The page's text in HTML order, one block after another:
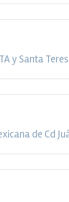
y Santa
de Cd